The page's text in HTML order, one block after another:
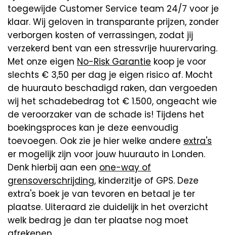
toegewijde Customer Service team 24/7 voor je
klaar. Wij geloven in transparante prijzen, zonder
verborgen kosten of verrassingen, zodat jij
verzekerd bent van een stressvrije huurervaring.
Met onze eigen No-Risk Garantie koop je voor
slechts € 3,50 per dag je eigen risico af. Mocht
de huurauto beschadigd raken, dan vergoeden
wij het schadebedrag tot € 1.500, ongeacht wie
de veroorzaker van de schade is! Tijdens het
boekingsproces kan je deze eenvoudig
toevoegen. Ook zie je hier welke andere extra's
er mogelijk zijn voor jouw huurauto in Londen.
Denk hierbij aan een one-way of
grensoverschrijding, kinderzitje of GPS. Deze
extra's boek je van tevoren en betaal je ter
plaatse. Uiteraard zie duidelijk in het overzicht
welk bedrag je dan ter plaatse nog moet